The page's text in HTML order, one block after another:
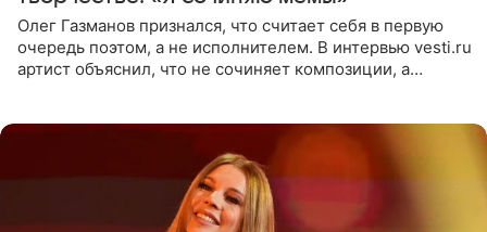
Олег Газманов признался, что считает себя в первую
очередь поэтом, а не исполнителем. В интервью vesti.ru
артист объяснил, что не сочиняет композиции, а